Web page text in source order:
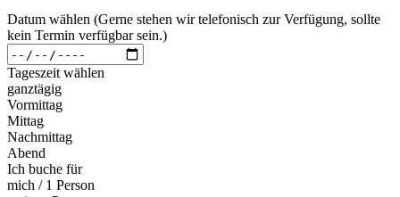
Datum wählen (Gerne stehen wir telefonisch zur Verfügung, sollte
kein Termin verfügbar sein.)
Tageszeit wählen
ganztägig
Vormittag
Mittag
Nachmittag
Abend
Ich buche für
mich / 1 Person